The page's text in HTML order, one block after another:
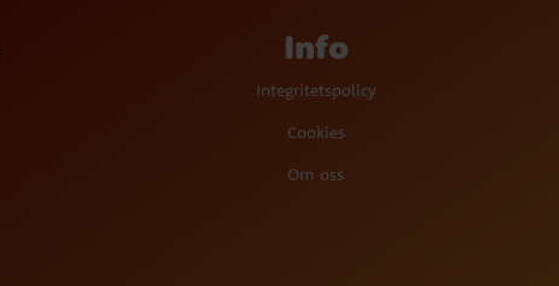
Info
Integritetspolicy
Cookies
Om oss